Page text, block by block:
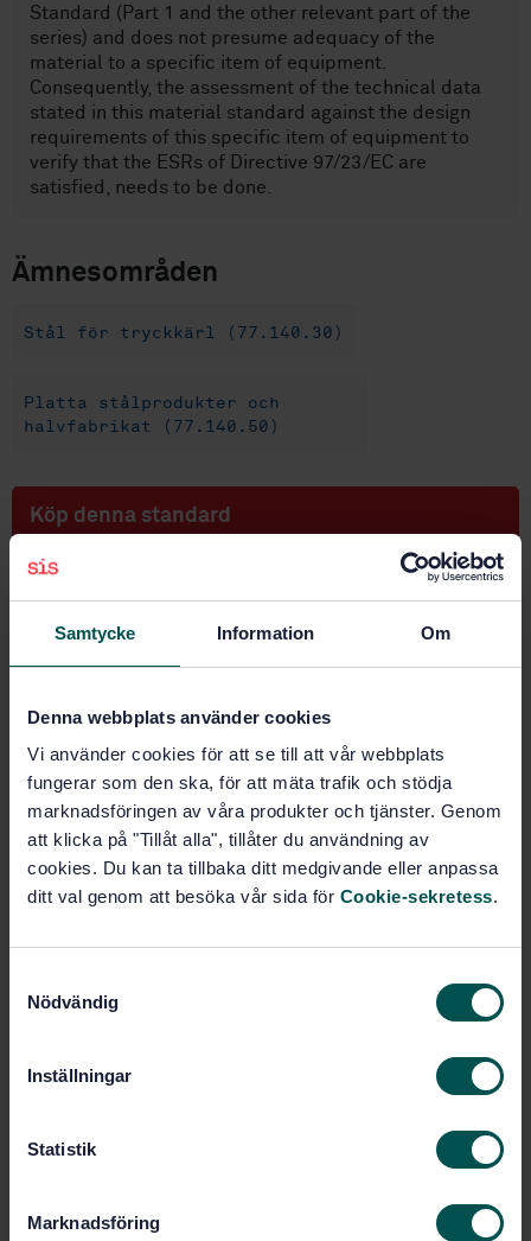
Samtycke Information Om
Denna webbplats använder cookies
Vi använder cookies för att se till att vår webbplats
fungerar som den ska, för att mäta trafik och stödja
marknadsföringen av våra produkter och tjänster. Genom
att klicka på "Tillåt alla", tillåter du användning av
cookies. Du kan ta tillbaka ditt medgivande eller anpassa
ditt val genom att besöka vår sida för Cookie-sekretess.
Nödvändig
Inställningar
Statistik
Marknadsföring
Standard (Part 1 and the other relevant part of the
series) and does not presume adequacy of the
material to a specific item of equipment.
Consequently, the assessment of the technical data
stated in this material standard against the design
requirements of this specific item of equipment to
verify that the ESRs of Directive 97/23/EC are
satisfied, needs to be done.
Ämnesområden
Stål för tryckkärl (77.140.30)
Platta stålprodukter och
halvfabrikat (77.140.50)
Köp denna standard
STANDARD
Platta produkter av stål för tryckbärande anordningar
- Del 1: Allmänna bestämmelser
Prenumerera på standarden - Läs mer
Pris:1 784 SEK
PDF
Lägg i varukorgen
Fler alternativ
Tryckkärlsstål, SIS/TK 137
Internationell titel:
Flat products made of
General requirements